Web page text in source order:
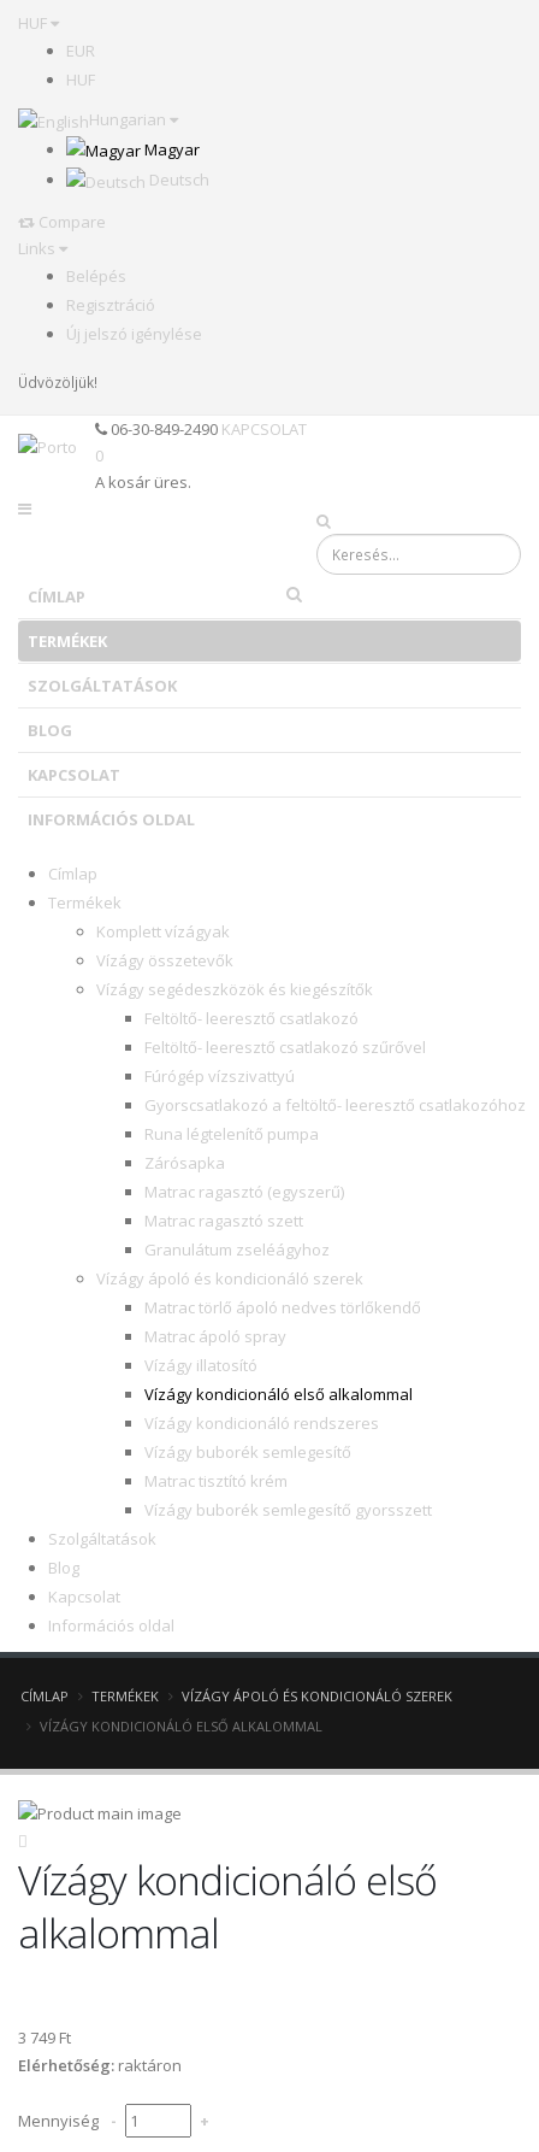
HUF
EUR
HUF
Hungarian
Magyar
Deutsch
Compare
Links
Belépés
Regisztráció
Új jelszó igénylése
Üdvözöljük!
06-30-849-2490 KAPCSOLAT
0
A kosár üres.
Keresés űrlap
CÍMLAP
TERMÉKEK
SZOLGÁLTATÁSOK
BLOG
KAPCSOLAT
INFORMÁCIÓS OLDAL
Címlap
Termékek
Komplett vízágyak
Vízágy összetevők
Vízágy segédeszközök és kiegészítők
Feltöltő- leeresztő csatlakozó
Feltöltő- leeresztő csatlakozó szűrővel
Fúrógép vízszivattyú
Gyorscsatlakozó a feltöltő- leeresztő csatlakozóhoz
Runa légtelenítő pumpa
Zárósapka
Matrac ragasztó (egyszerű)
Matrac ragasztó szett
Granulátum zseléágyhoz
Vízágy ápoló és kondicionáló szerek
Matrac törlő ápoló nedves törlőkendő
Matrac ápoló spray
Vízágy illatosító
Vízágy kondicionáló első alkalommal
Vízágy kondicionáló rendszeres
Vízágy buborék semlegesítő
Matrac tisztító krém
Vízágy buborék semlegesítő gyorsszett
Szolgáltatások
Blog
Kapcsolat
Információs oldal
CÍMLAP TERMÉKEK
VÍZÁGY ÁPOLÓ ÉS KONDICIONÁLÓ SZEREK
VÍZÁGY KONDICIONÁLÓ ELSŐ ALKALOMMAL
Vízágy kondicionáló első
alkalommal
3 749 Ft
Elérhetőség: raktáron
Mennyiség - +